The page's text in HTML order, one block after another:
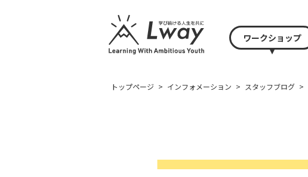
ワークショップ
トップページ > インフォメーション > スタッフブログ >